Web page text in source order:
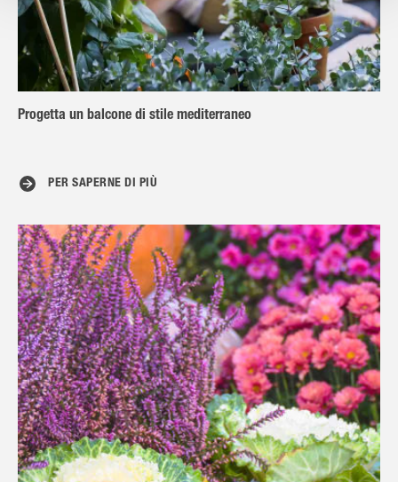
Progetta un balcone di stile mediterraneo
PER SAPERNE DI PIÙ